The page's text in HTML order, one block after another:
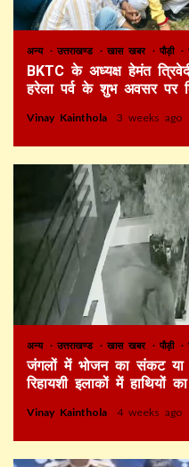
अन्य उत्तराखण्ड खास खबर पौड़ी
BKTC के अध्यक्ष हेमंत
हरेला पर्व के शुभ अवसर पर
Vinay Kainthola 3 weeks ago
अन्य उत्तराखण्ड खास खबर पौड़ी
जंगलों में भोजन का संकट या
रिहायशी इलाकों में हाथियों
Vinay Kainthola 4 weeks ago